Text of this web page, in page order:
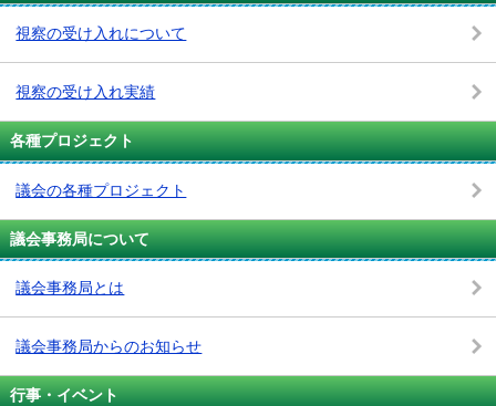
視察の受け入れについて
視察の受け入れ実績
各種プロジェクト
議会の各種プロジェクト
議会事務局について
議会事務局とは
議会事務局からのお知らせ
行事・イベント